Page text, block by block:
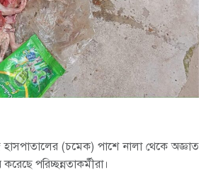
হাসপাতালের (চমেক) পাশে নালা থেকে অজ্ঞাত
পরিচ্ছন্নতাকর্মীরা।